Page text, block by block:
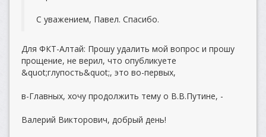
С уважением, Павел. Спасибо.
Для ФКТ-Алтай: Прошу удалить мой вопрос и прошу
прощение, не верил, что опубликуете
&quot;глупость&quot;, это во-первых,
в-Главных, хочу продолжить тему о В.В.Путине, -
Валерий Викторович, добрый день!